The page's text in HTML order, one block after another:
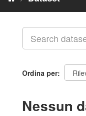
Ordina per
Nessun